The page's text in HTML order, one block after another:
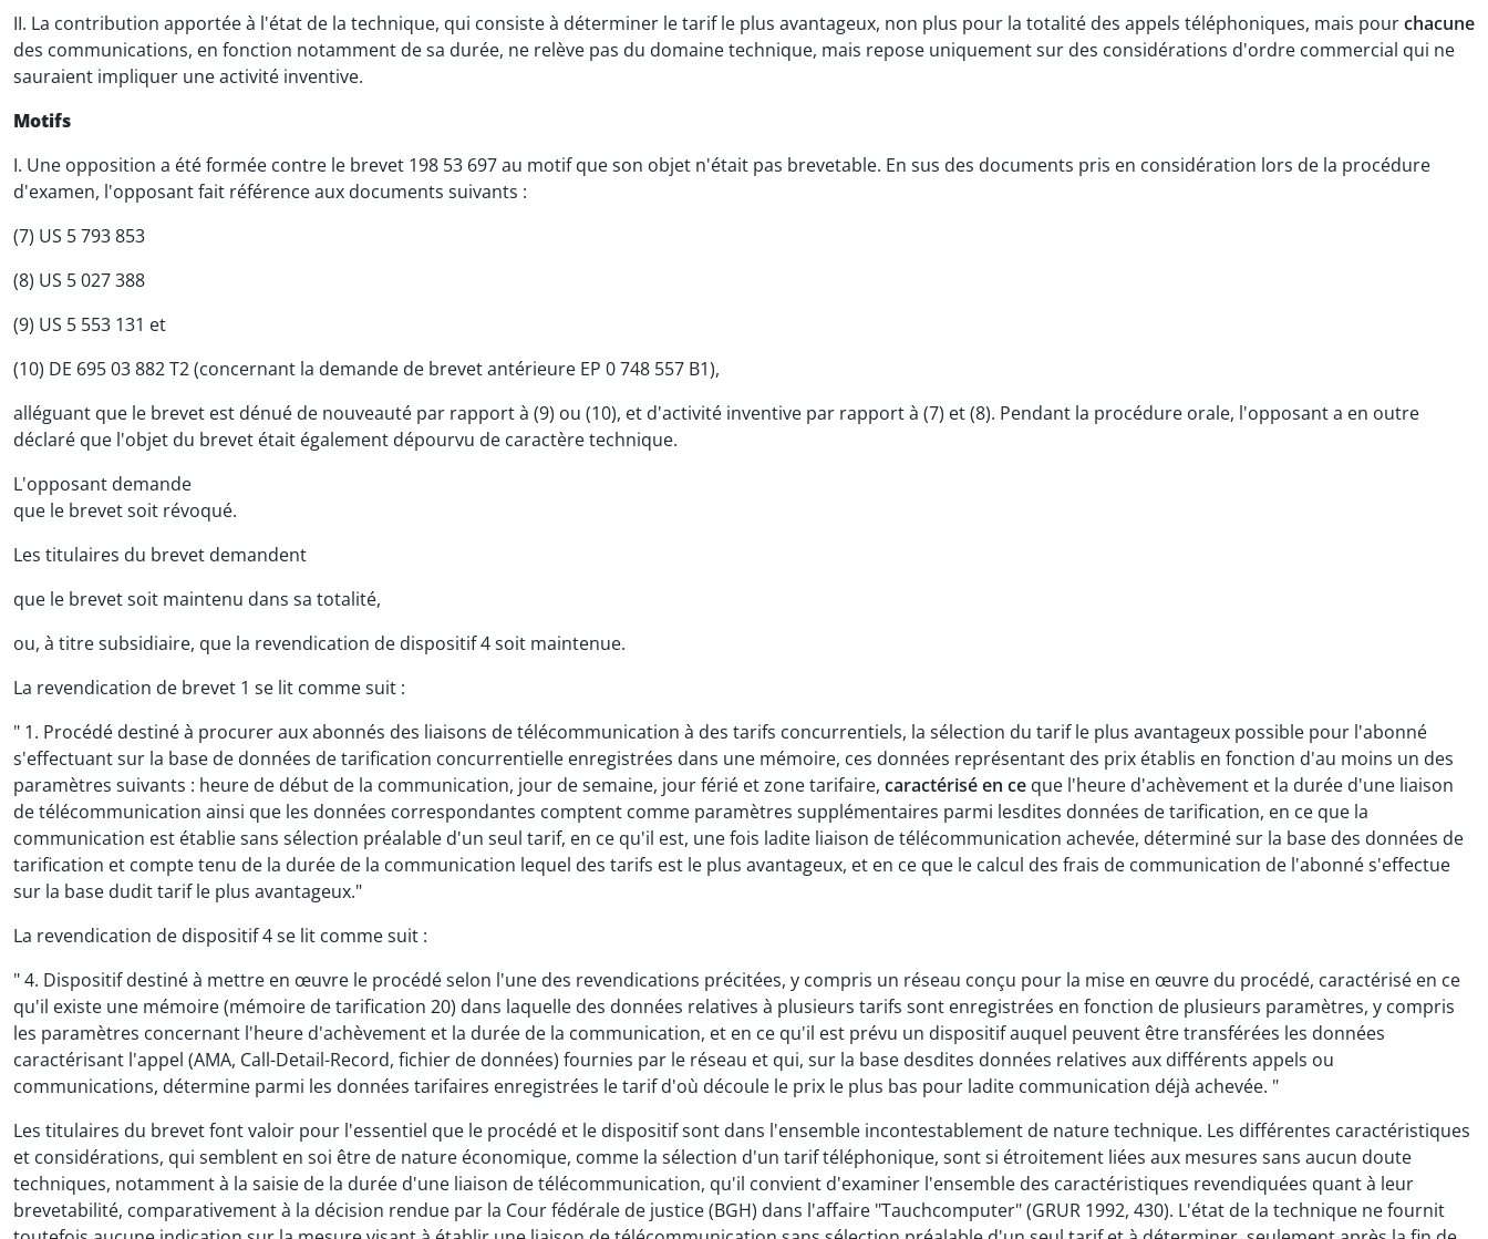
II. La contribution apportée à l'état de la technique, qui consiste à déterminer le tarif le plus avantageux, non plus pour la totalité des appels téléphoniques, mais pourchacune
des communications, en fonction notamment de sa durée, ne relève pas du domaine technique, mais repose uniquement sur des considérations d'ordre commercial qui ne
sauraient impliquer une activité inventive.
Motifs
I. Une opposition a été formée contre le brevet 198 53 697 au motif que son objet n'était pas brevetable. En sus des documents pris en considération lors de la procédure
d'examen, l'opposant fait référence aux documents suivants :
(7) US 5 793 853
(8) US 5 027 388
(9) US 5 553 131 et
(10) DE 695 03 882 T2 (concernant la demande de brevet antérieure EP 0 748 557 B1),
alléguant que le brevet est dénué de nouveauté par rapport à (9) ou (10), et d'activité inventive par rapport à (7) et (8). Pendant la procédure orale, l'opposant a en outre
déclaré que l'objet du brevet était également dépourvu de caractère technique.
L'opposant demande
que le brevet soit révoqué.
Les titulaires du brevet demandent
que le brevet soit maintenu dans sa totalité,
ou, à titre subsidiaire, que la revendication de dispositif 4 soit maintenue.
La revendication de brevet 1 se lit comme suit :
" 1. Procédé destiné à procurer aux abonnés des liaisons de télécommunication à des tarifs concurrentiels, la sélection du tarif le plus avantageux possible pour l'abonné
s'effectuant sur la base de données de tarification concurrentielle enregistrées dans une mémoire, ces données représentant des prix établis en fonction d'au moins un des
paramètres suivants : heure de début de la communication, jour de semaine, jour férié et zone tarifaire, caractérisé en ce que l'heure d'achèvement et la durée d'une liaison
de télécommunication ainsi que les données correspondantes comptent comme paramètres supplémentaires parmi lesdites données de tarification, en ce que la
communication est établie sans sélection préalable d'un seul tarif, en ce qu'il est, une fois ladite liaison de télécommunication achevée, déterminé sur la base des données de
tarification et compte tenu de la durée de la communication lequel des tarifs est le plus avantageux, et en ce que le calcul des frais de communication de l'abonné s'effectue
sur la base dudit tarif le plus avantageux."
La revendication de dispositif 4 se lit comme suit :
" 4. Dispositif destiné à mettre en œuvre le procédé selon l'une des revendications précitées, y compris un réseau conçu pour la mise en œuvre du procédé, caractérisé en ce
qu'il existe une mémoire (mémoire de tarification 20) dans laquelle des données relatives à plusieurs tarifs sont enregistrées en fonction de plusieurs paramètres, y compris
les paramètres concernant l'heure d'achèvement et la durée de la communication, et en ce qu'il est prévu un dispositif auquel peuvent être transférées les données
caractérisant l'appel (AMA, Call-Detail-Record, fichier de données) fournies par le réseau et qui, sur la base desdites données relatives aux différents appels ou
communications, détermine parmi les données tarifaires enregistrées le tarif d'où découle le prix le plus bas pour ladite communication déjà achevée. "
Les titulaires du brevet font valoir pour l'essentiel que le procédé et le dispositif sont dans l'ensemble incontestablement de nature technique. Les différentes caractéristiques
et considérations, qui semblent en soi être de nature économique, comme la sélection d'un tarif téléphonique, sont si étroitement liées aux mesures sans aucun doute
techniques, notamment à la saisie de la durée d'une liaison de télécommunication, qu'il convient d'examiner l'ensemble des caractéristiques revendiquées quant à leur
brevetabilité, comparativement à la décision rendue par la Cour fédérale de justice (BGH) dans l'affaire "Tauchcomputer" (GRUR 1992, 430). L'état de la technique ne fournit